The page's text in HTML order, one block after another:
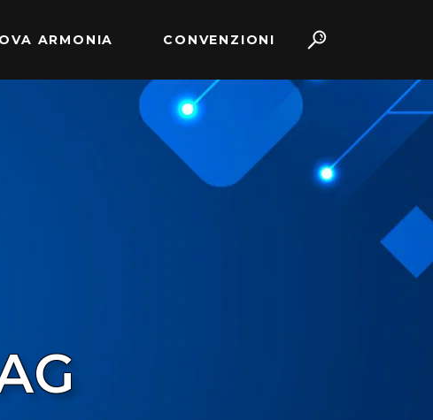
ARMONIA CONVENZIONI